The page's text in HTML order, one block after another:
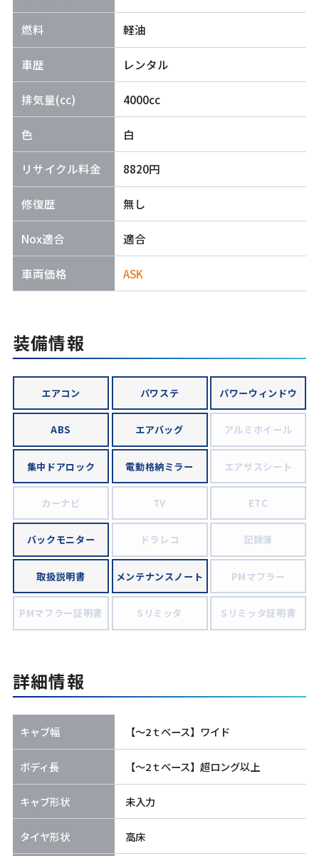
燃料 軽油
車歴 レンタル
排気量(cc) 4000cc
色 白
リサイクル料金 8820円
修復歴 無し
Nox適合 適合
車両価格 ASK
装備情報
エアコン パワステ パワーウィンドウ
ABS エアバッグ アルミホイール
集中ドアロック 電動格納ミラー エアサスシート
カーナビ TV ETC
バックモニター ドラレコ 記録簿
取扱説明書 メンテナンスノート PMマフラー
PMマフラー証明書 Sリミッタ Sリミッタ証明書
詳細情報
キャブ幅 【～2ｔベース】ワイド
ボディ長 【～2ｔベース】超ロング以上
キャブ形状 未入力
タイヤ形状 高床